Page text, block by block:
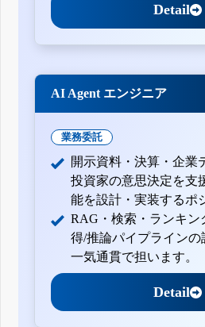
Detail
AI Agent エンジニア
業務委託
開示資料・決算・企業
投資家の意思決定を支
能を設計・実装するポ
RAG・検索・ランキン
得/推論パイプライン
一気通貫で担います。
Detail